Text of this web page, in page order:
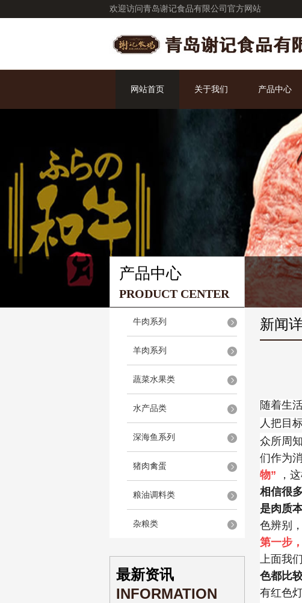
欢迎访问青岛谢记食品有限公司官方网站
网站首页 关于我们 产品中心
产品中心
PRODUCT CENTER
牛肉系列
羊肉系列
蔬菜水果类
水产品类
深海鱼系列
猪肉禽蛋
粮油调料类
杂粮类
最新资讯
INFORMATION
新闻
随着生
人把目
众所周
们作为
物”
，
相信很
是肉质
色辨别
第一步
上面我
色都比
有红色